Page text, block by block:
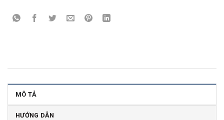
MÔ TẢ
HƯỚNG DẪN